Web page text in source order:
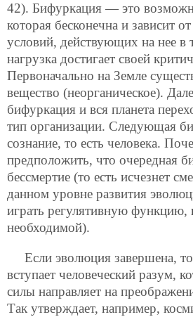
42). Бифуркация — это
которая бесконечна и зависит
условий, действующих на нее в
нагрузка достигает своей
Первоначально на Земле
вещество (неорганическое).
бифуркация и вся планета
тип организации. Следующая
сознание, то есть человека.
предположить, что очередная
бессмертие (то есть исчезнет
данном уровне развития
играть регулятивную функцию,
необходимой).
Если эволюция завершена,
вступает человеческий разум,
силы направляет на
Так утверждает, например,